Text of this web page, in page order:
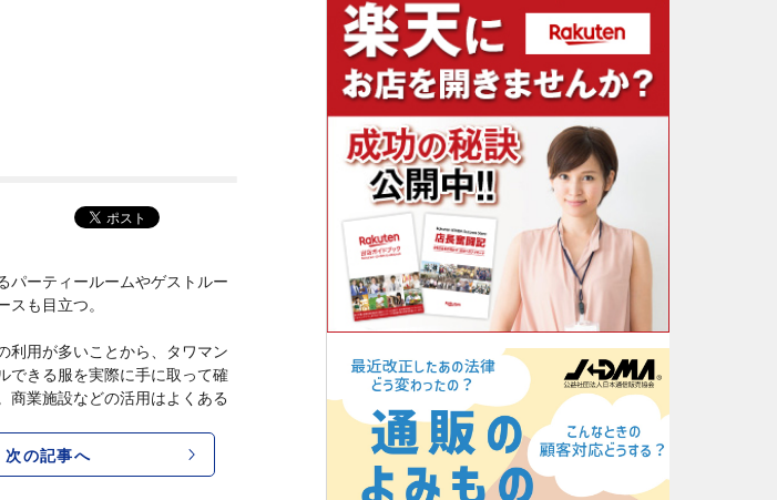
パーティールームやゲストルー
も目立つ。
利用が多いことから、タワマン
できる服を実際に手に取って確
商業施設などの活用はよくある
次の記事へ